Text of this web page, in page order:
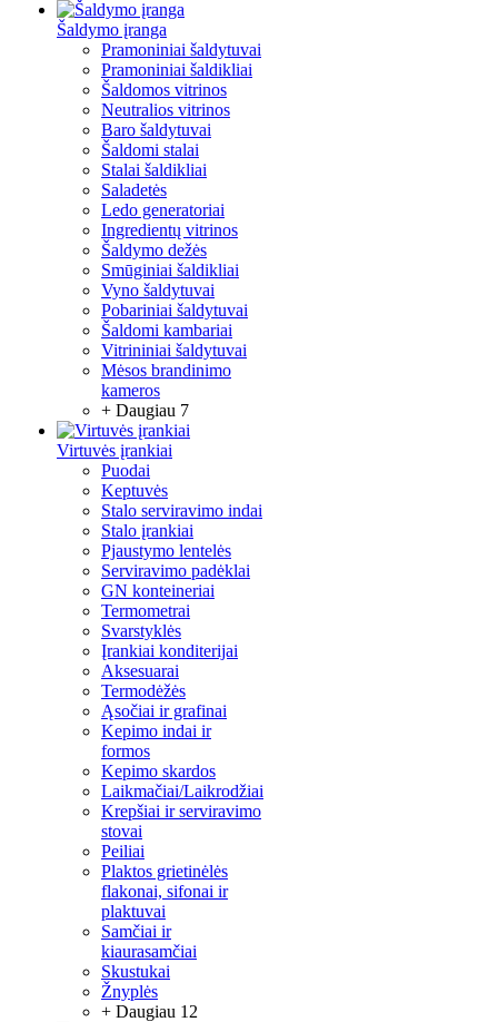
Šaldymo įranga
Pramoniniai šaldytuvai
Pramoniniai šaldikliai
Šaldomos vitrinos
Neutralios vitrinos
Baro šaldytuvai
Šaldomi stalai
Stalai šaldikliai
Saladetės
Ledo generatoriai
Ingredientų vitrinos
Šaldymo dežės
Smūginiai šaldikliai
Vyno šaldytuvai
Pobariniai šaldytuvai
Šaldomi kambariai
Vitrininiai šaldytuvai
Mėsos brandinimo
kameros
+ Daugiau 7
Virtuvės įrankiai
Puodai
Keptuvės
Stalo serviravimo indai
Stalo įrankiai
Pjaustymo lentelės
Serviravimo padėklai
GN konteineriai
Termometrai
Svarstyklės
Įrankiai konditerijai
Aksesuarai
Termodėžės
Ąsočiai ir grafinai
Kepimo indai ir
formos
Kepimo skardos
Laikmačiai/Laikrodžiai
Krepšiai ir serviravimo
stovai
Peiliai
Plaktos grietinėlės
flakonai, sifonai ir
plaktuvai
Samčiai ir
kiaurasamčiai
Skustukai
Žnyplės
+ Daugiau 12